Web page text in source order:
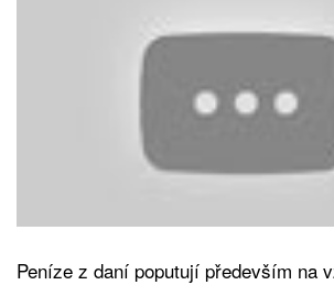
Peníze z daní poputují především na